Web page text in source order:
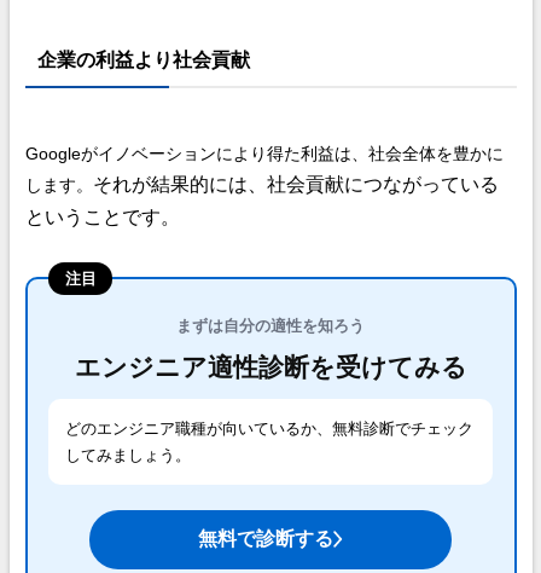
企業の利益より社会貢献
Googleがイノベーションにより得た利益は、社会全体を豊かに
します。 それが結果的には、社会貢献につながっている
ということです。
注目
まずは自分の適性を知ろう
エンジニア適性診断を受けてみる
どのエンジニア職種が向いているか、無料診断でチェック
してみましょう。
無料で診断する